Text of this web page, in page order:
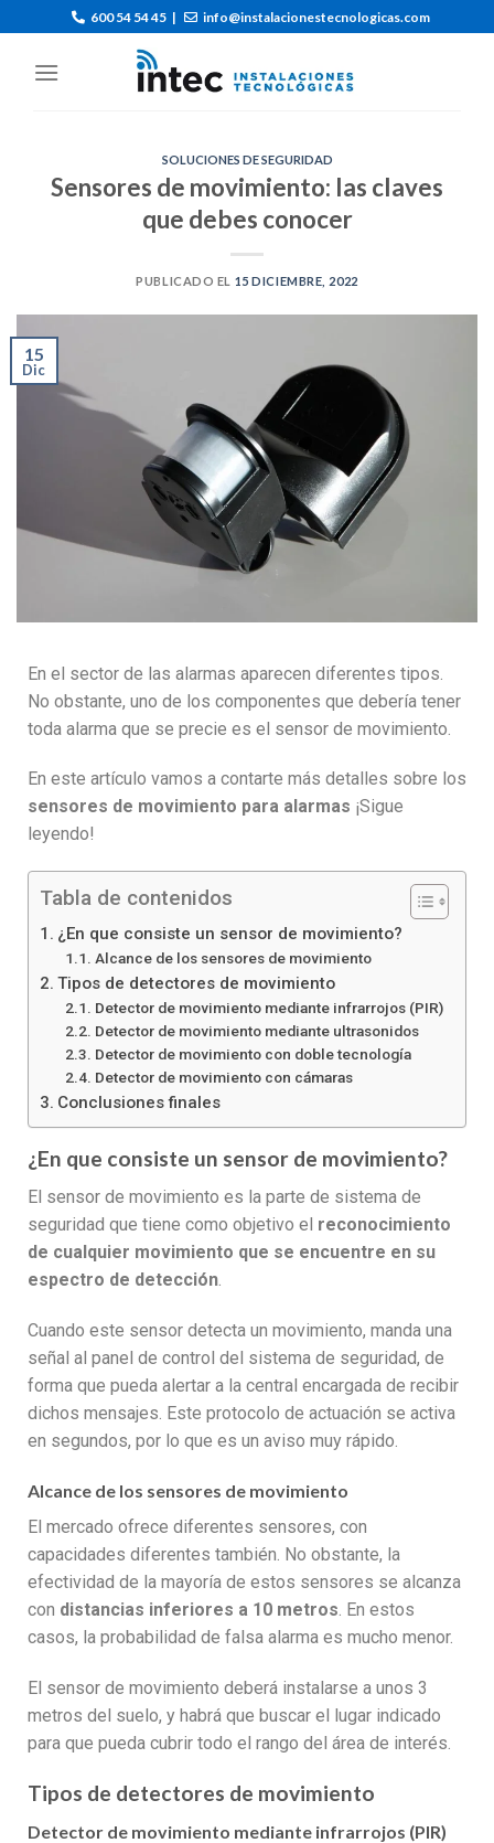
600 54 54 45 | info@instalacionestecnologicas.com
SOLUCIONES DE SEGURIDAD
Sensores de movimiento: las claves
que debes conocer
PUBLICADO EL 15 DICIEMBRE, 2022
15
Dic
En el sector de las alarmas aparecen diferentes tipos.
No obstante, uno de los componentes que debería tener
toda alarma que se precie es el sensor de movimiento.
En este artículo vamos a contarte más detalles sobre los
sensores de movimiento para alarmas ¡Sigue
leyendo!
Tabla de contenidos
¿En que consiste un sensor de movimiento?
Alcance de los sensores de movimiento
Tipos de detectores de movimiento
Detector de movimiento mediante infrarrojos (PIR)
Detector de movimiento mediante ultrasonidos
Detector de movimiento con doble tecnología
Detector de movimiento con cámaras
Conclusiones finales
¿En que consiste un sensor de movimiento?
El sensor de movimiento es la parte de sistema de
seguridad que tiene como objetivo el reconocimiento
de cualquier movimiento que se encuentre en su
espectro de detección.
Cuando este sensor detecta un movimiento, manda una
señal al panel de control del sistema de seguridad, de
forma que pueda alertar a la central encargada de recibir
dichos mensajes. Este protocolo de actuación se activa
en segundos, por lo que es un aviso muy rápido.
Alcance de los sensores de movimiento
El mercado ofrece diferentes sensores, con
capacidades diferentes también. No obstante, la
efectividad de la mayoría de estos sensores se alcanza
con distancias inferiores a 10 metros. En estos
casos, la probabilidad de falsa alarma es mucho menor.
El sensor de movimiento deberá instalarse a unos 3
metros del suelo, y habrá que buscar el lugar indicado
para que pueda cubrir todo el rango del área de interés.
Tipos de detectores de movimiento
Detector de movimiento mediante infrarrojos (PIR)